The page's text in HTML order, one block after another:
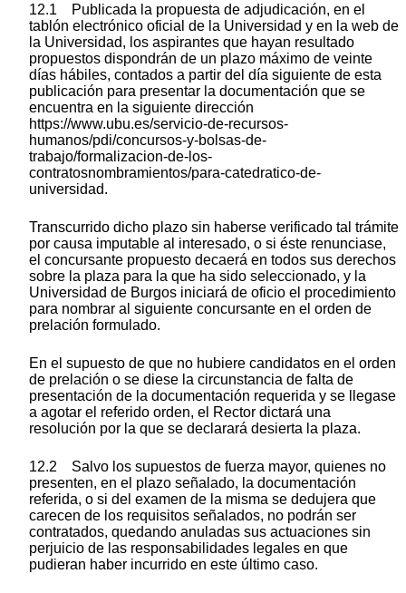
12.1 Publicada la propuesta de adjudicación, en el
tablón electrónico oficial de la Universidad y en la web de
la Universidad, los aspirantes que hayan resultado
propuestos dispondrán de un plazo máximo de veinte
días hábiles, contados a partir del día siguiente de esta
publicación para presentar la documentación que se
encuentra en la siguiente dirección
https://www.ubu.es/servicio-de-recursos-
humanos/pdi/concursos-y-bolsas-de-
trabajo/formalizacion-de-los-
contratosnombramientos/para-catedratico-de-
universidad.
Transcurrido dicho plazo sin haberse verificado tal trámite
por causa imputable al interesado, o si éste renunciase,
el concursante propuesto decaerá en todos sus derechos
sobre la plaza para la que ha sido seleccionado, y la
Universidad de Burgos iniciará de oficio el procedimiento
para nombrar al siguiente concursante en el orden de
prelación formulado.
En el supuesto de que no hubiere candidatos en el orden
de prelación o se diese la circunstancia de falta de
presentación de la documentación requerida y se llegase
a agotar el referido orden, el Rector dictará una
resolución por la que se declarará desierta la plaza.
12.2 Salvo los supuestos de fuerza mayor, quienes no
presenten, en el plazo señalado, la documentación
referida, o si del examen de la misma se dedujera que
carecen de los requisitos señalados, no podrán ser
contratados, quedando anuladas sus actuaciones sin
perjuicio de las responsabilidades legales en que
pudieran haber incurrido en este último caso.